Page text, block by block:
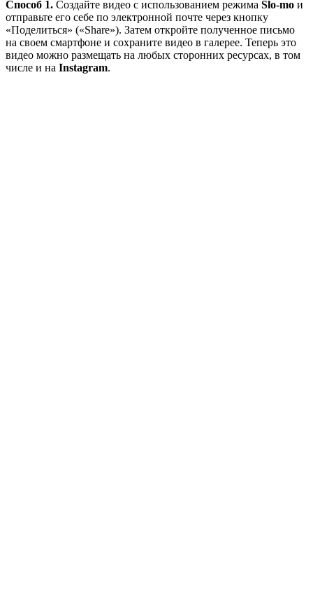
Способ 1. Создайте видео с использованием режима Slo-mo и
отправьте его себе по электронной почте через кнопку
«Поделиться» («Share»). Затем откройте полученное письмо
на своем смартфоне и сохраните видео в галерее. Теперь это
видео можно размещать на любых сторонних ресурсах, в том
числе и на Instagram.